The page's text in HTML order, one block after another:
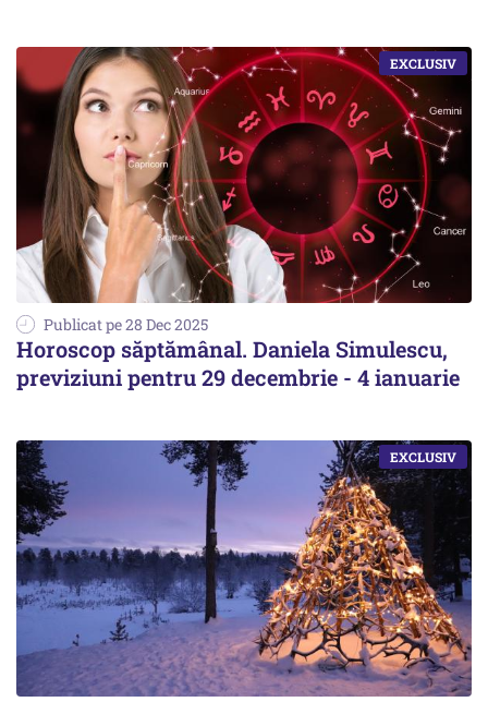
Publicat pe 28 Dec 2025
Horoscop săptămânal. Daniela Simulescu,
previziuni pentru 29 decembrie - 4 ianuarie